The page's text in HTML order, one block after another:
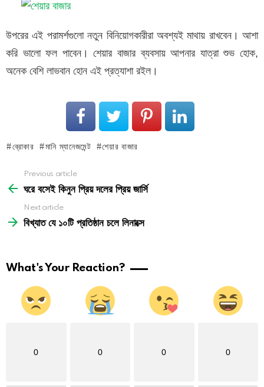
উপরের এই পরামর্শগুলো নতুন বিনিয়োগকারীরা অবশ্যই মাথায় রাখবেন। আশা
করি ভালো ফল পাবেন। শেয়ার বাজার ব্যবসায় আপনার যাত্রা শুভ হোক,
অনেক বেশি লাভবান হোন এই প্রত্যাশা রইল।
ব্রোকার মানি ম্যানেজমেন্ট শেয়ার বাজার
more
Previous article
ঘরে বসেই কিনুন প্রিয় দলের প্রিয় জার্সি
Next article
বিখ্যাত যে ১০টি প্রতিষ্ঠান চলে লিনাক্সে
What's Your Reaction?
0 0 0 0